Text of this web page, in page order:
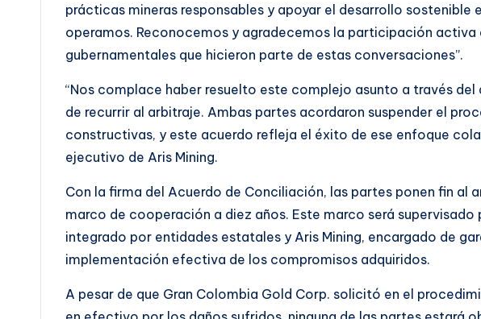
prácticas mineras responsables y apoyar el desarrollo sostenible
operamos. Reconocemos y agradecemos la participación activa
gubernamentales que hicieron parte de estas conversaciones”.
“Nos complace haber resuelto este complejo asunto a través
de recurrir al arbitraje. Ambas partes acordaron suspender el
constructivas, y este acuerdo refleja el éxito de ese enfoque
ejecutivo de Aris Mining.
Con la firma del Acuerdo de Conciliación, las partes ponen fin al
marco de cooperación a diez años. Este marco será
integrado por entidades estatales y Aris Mining, encargado de
implementación efectiva de los compromisos adquiridos.
A pesar de que Gran Colombia Gold Corp. solicitó en el